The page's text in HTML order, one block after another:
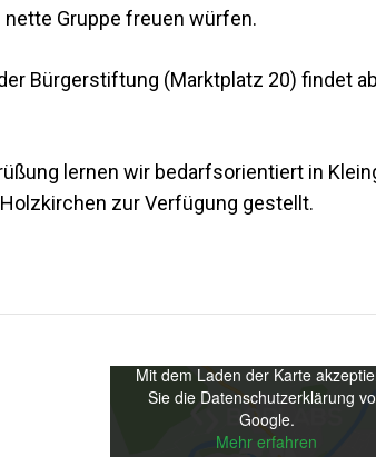
nette Gruppe freuen würfen.
Bürgerstiftung (Marktplatz 20) findet
lernen wir bedarfsorientiert in
zur Verfügung gestellt.
Mit dem Laden der Karte
Sie die Datenschutzerklärung
Google.
Mehr erfahren